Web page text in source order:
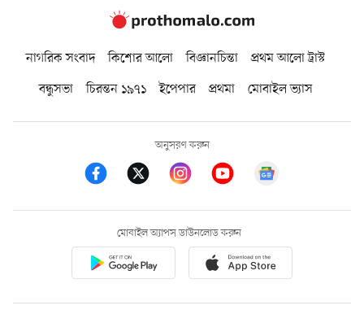
নাগরিক সংবাদ কিশোর আলো বিজ্ঞানচিন্তা
প্রথম আলো ট্রাস্ট
বন্ধুসভা
চিরন্তন ১৯৭১ ইপেপার প্রথমা মোবাইল ভ্যাস
অনুসরণ করুন
মোবাইল অ্যাপস ডাউনলোড করুন